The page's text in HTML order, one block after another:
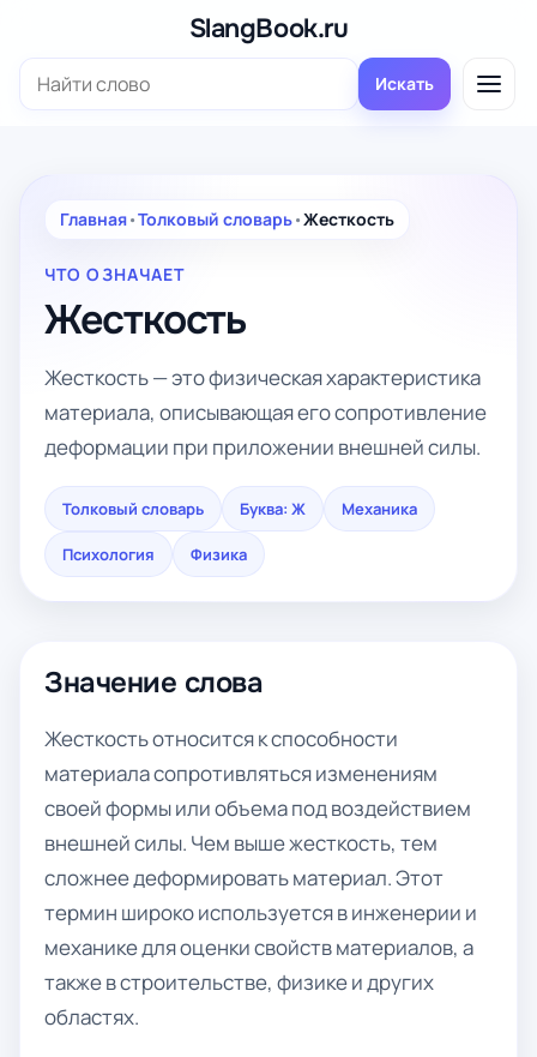
содержимому
SlangBook.ru
Поиск: Искать
Главная•Толковый словарь•Жесткость
ЧТО ОЗНАЧАЕТ
Жесткость
Жесткость — это физическая характеристика
материала, описывающая его сопротивление
деформации при приложении внешней силы.
Толковый словарь Буква: Ж Механика
Психология Физика
Значение слова
Жесткость относится к способности
материала сопротивляться изменениям
своей формы или объема под воздействием
внешней силы. Чем выше жесткость, тем
сложнее деформировать материал. Этот
термин широко используется в инженерии и
механике для оценки свойств материалов, а
также в строительстве, физике и других
областях.